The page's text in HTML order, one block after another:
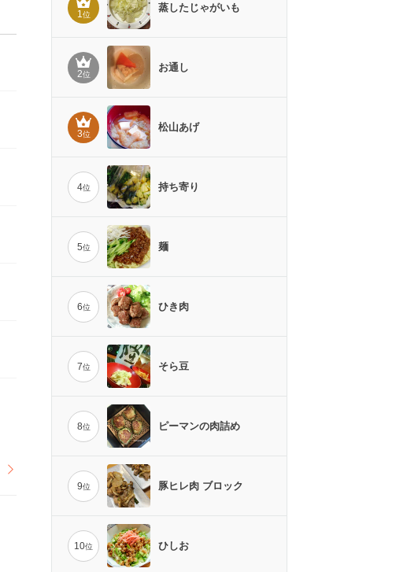
1位
蒸したじゃがいも
2位
お通し
3位
松山あげ
4位 持ち寄り
5位 麺
6位 ひき肉
7位 そら豆
8位 ピーマンの肉詰め
9位 豚ヒレ肉 ブロック
10位 ひしお